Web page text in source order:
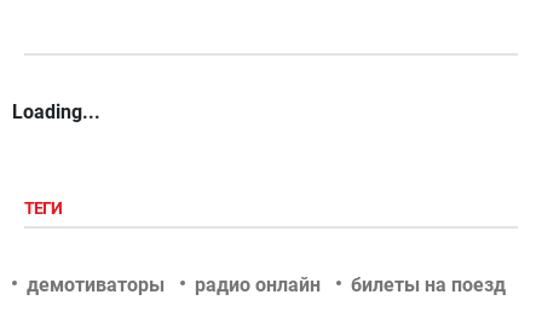
Loading...
ТЕГИ
демотиваторы радио онлайн билеты на поезд